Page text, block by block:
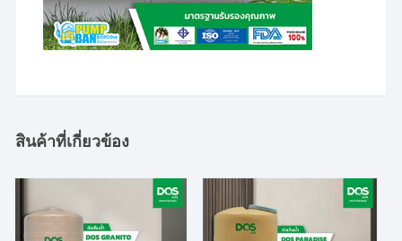
สินค้าที่เกี่ยวข้อง